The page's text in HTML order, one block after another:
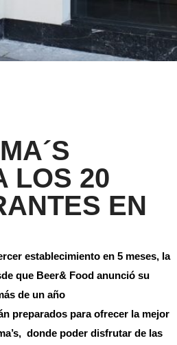
LOS 20
EN
establecimiento en 5 meses, la
que Beer& Food anunció su
de un año
preparados para ofrecer la mejor
donde poder disfrutar de las